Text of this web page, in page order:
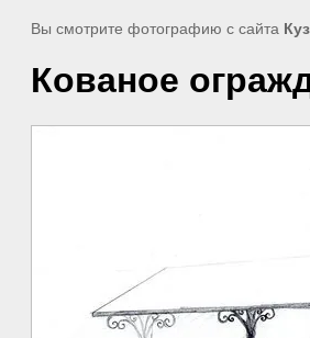
Вы смотрите фотографию с сайта
Кованое